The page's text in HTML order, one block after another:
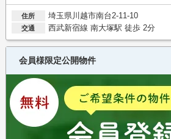
住所 埼玉県川越市南台2-11-10
交通 西武新宿線 南大塚駅 徒歩 2分
会員様限定公開物件